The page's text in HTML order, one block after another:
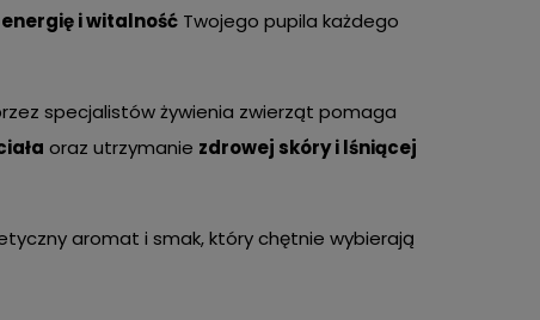
energię i witalność Twojego pupila każdego
specjalistów żywienia zwierząt pomaga
oraz utrzymanie zdrowej skóry i lśniącej
aromat i smak, który chętnie wybierają